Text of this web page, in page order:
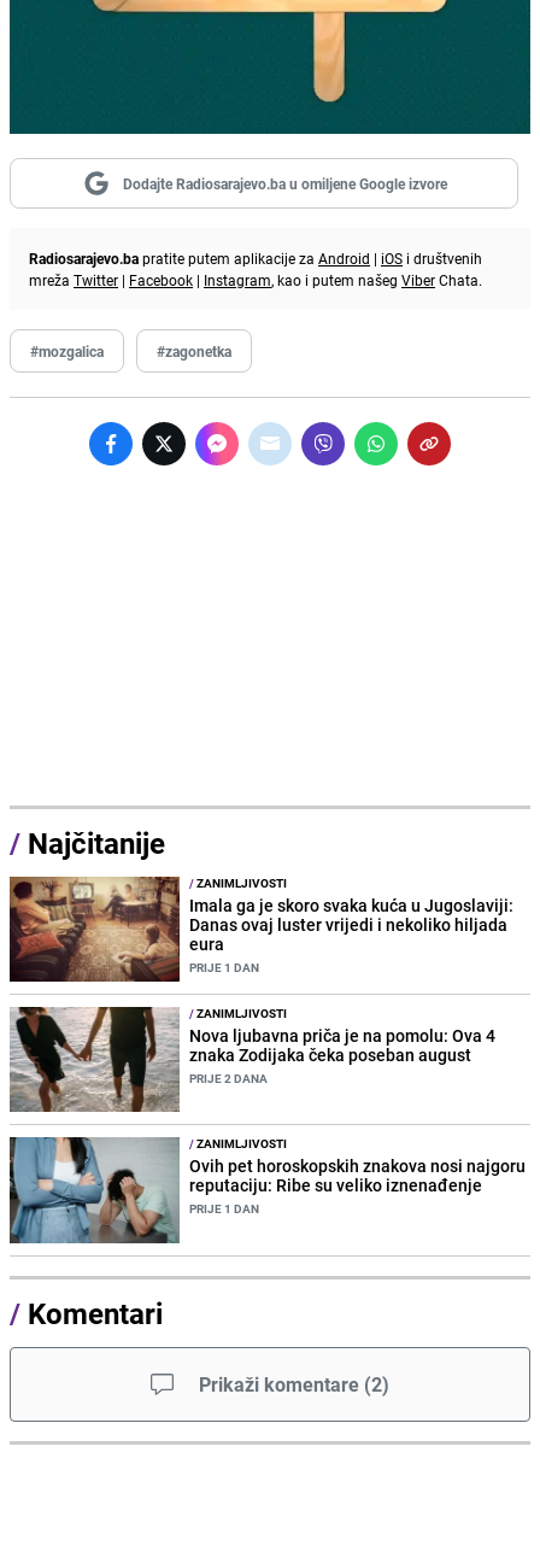
Dodajte Radiosarajevo.ba u omiljene Google izvore
Radiosarajevo.bapratite putem aplikacije za Android | iOS i društvenih
mreža Twitter | Facebook | Instagram, kao i putem našeg ViberChata.
#mozgalica #zagonetka
/ Najčitanije
/ZANIMLJIVOSTI
Imala ga je skoro svaka kuća u Jugoslaviji:
Danas ovaj luster vrijedi i nekoliko hiljada
eura
PRIJE 1 DAN
/ZANIMLJIVOSTI
Nova ljubavna priča je na pomolu: Ova 4
znaka Zodijaka čeka poseban august
PRIJE 2 DANA
/ZANIMLJIVOSTI
Ovih pet horoskopskih znakova nosi najgoru
reputaciju: Ribe su veliko iznenađenje
PRIJE 1 DAN
/ Komentari
Prikaži komentare (2)